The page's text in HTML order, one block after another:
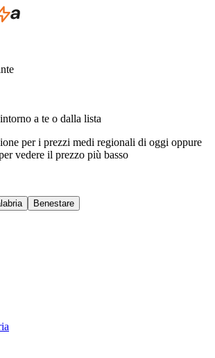
a te o dalla lista
per i prezzi medi regionali di oggi oppure
vedere il prezzo più basso
Benestare